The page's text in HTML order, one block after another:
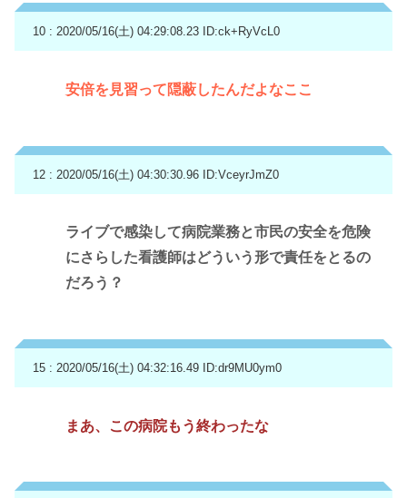
10 : 2020/05/16(土) 04:29:08.23 ID:ck+RyVcL0
安倍を見習って隠蔽したんだよなここ
12 : 2020/05/16(土) 04:30:30.96 ID:VceyrJmZ0
ライブで感染して病院業務と市民の安全を危険
にさらした看護師はどういう形で責任をとるの
だろう？
15 : 2020/05/16(土) 04:32:16.49 ID:dr9MU0ym0
まあ、この病院もう終わったな